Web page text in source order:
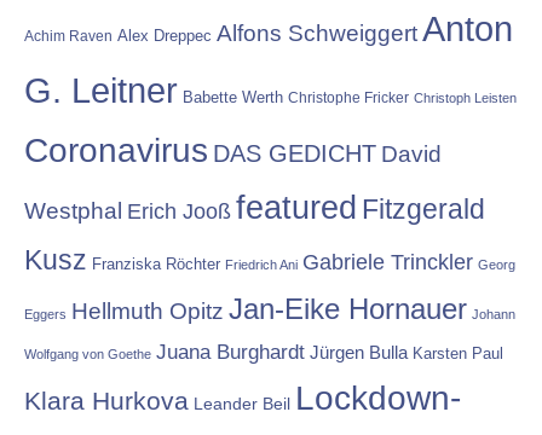
Achim Raven Alex Dreppec Alfons SchweiggertAnton
G. Leitner Babette Werth Christophe Fricker Christoph Leisten
Coronavirus DAS GEDICHT David
Westphal Erich Jooß featured Fitzgerald
Kusz Franziska Röchter Friedrich Ani Gabriele Trinckler Georg
Eggers Hellmuth Opitz Jan-Eike Hornauer Johann
Wolfgang von Goethe Juana Burghardt Jürgen Bulla Karsten Paul
Klara Hurkova Leander Beil Lockdown-